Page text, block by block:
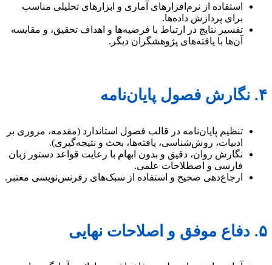
استفاده از نرم‌افزارهای آماری و ابزارهای تحلیلی مناسب
برای پردازش داده‌ها.
تفسیر نتایج در ارتباط با فرضیه‌ها و اهداف تحقیق، و مقایسه
آن‌ها با یافته‌های پژوهشگران دیگر.
۴. نگارش فصول پایان‌نامه
تنظیم پایان‌نامه در قالب فصول استاندارد (مقدمه، مروری بر
ادبیات، روش‌شناسی، یافته‌ها، بحث و نتیجه‌گیری).
نگارش روان، دقیق و بدون ابهام با رعایت قواعد دستور زبان
فارسی و اصطلاحات علمی.
ارجاع‌دهی صحیح و استفاده از سبک‌های رفرنس‌نویسی معتبر.
۵. دفاع موفق و اصلاحات نهایی